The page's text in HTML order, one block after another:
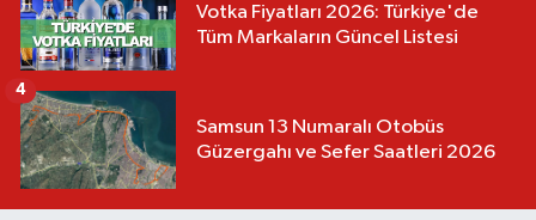
Votka Fiyatları 2026: Türkiye'de
Tüm Markaların Güncel Listesi
Samsun 13 Numaralı Otobüs
Güzergahı ve Sefer Saatleri 2026
4